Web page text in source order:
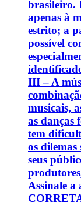
brasileiro.
apenas à
estrito; a
possível
III – A
musicais,
as danças
tem
os dilemas
seus
Assinale a